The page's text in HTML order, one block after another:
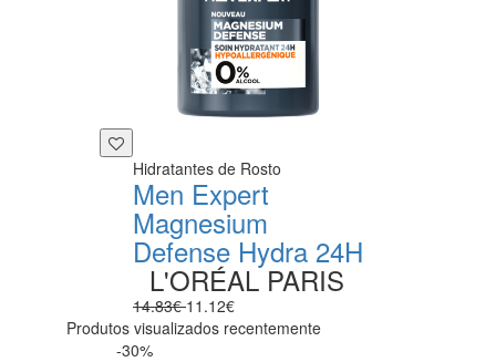
Hidratantes de Rosto
Men Expert
Magnesium
Defense Hydra 24H
L'ORÉAL PARIS
14.83€11.12€
Produtos visualizados recentemente
-30%